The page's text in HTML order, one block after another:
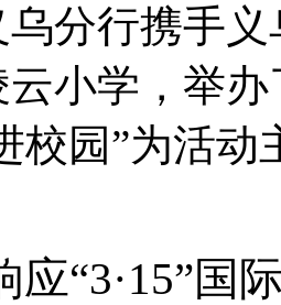
分行携手
小学，举
校园”为活
应“3·15”国